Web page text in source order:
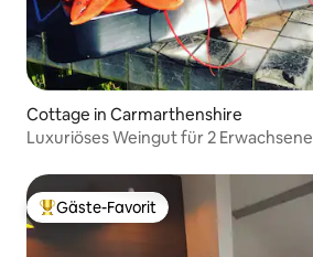
Cottage in Carmarthenshire
Luxuriöses Weingut für 2 Erwachsene
Beliebter Gäste-Favorit.
Gäste-Favorit